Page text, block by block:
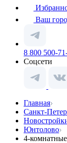
Ваш
8 800 500-
Соцсети
Главная
Санкт-
Юнтолово
4-